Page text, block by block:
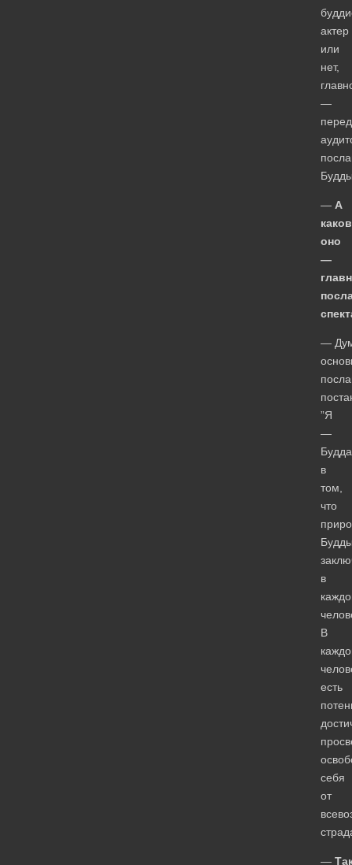
актер
или
нет,
—
— А
оно
—
—
”Я
—
в
том,
что
в
В
есть
себя
от
—